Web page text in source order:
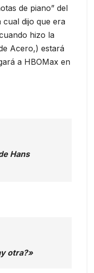
de piano” del
cual dijo que era
hizo la
Acero,) estará
a HBOMax en
Hans
otra?»